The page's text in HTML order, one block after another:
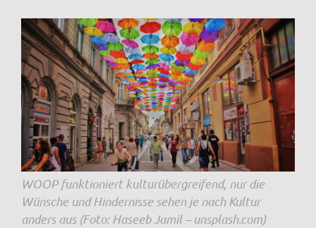
WOOP funktioniert kulturübergreifend, nur die
Wünsche und Hindernisse sehen je nach Kultur
anders aus (Foto: Haseeb Jamil – unsplash.com)